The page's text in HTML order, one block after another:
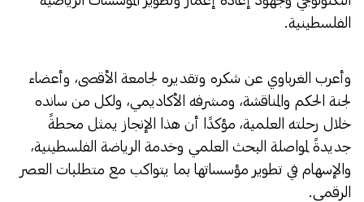
الفلسطينية.
وأعرب الغرباوي عن شكره وتقديره لجامعة الأقصى، وأعضاء
لجنة الحكم والمناقشة، ومشرفه الأكاديمي، ولكل من سانده
خلال رحلته العلمية، مؤكدًا أن هذا الإنجاز يمثل محطةً
جديدةً لمواصلة البحث العلمي وخدمة الرياضة الفلسطينية،
والإسهام في تطوير مؤسساتها بما يتواكب مع متطلبات العصر
الرقمي.